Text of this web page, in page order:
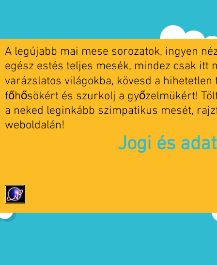
A legújabb mai mese sorozatok, ingyen
egész estés teljes mesék, mindez csak itt
varázslatos világokba, kövesd a
főhősökért és szurkolj a győzelmükért!
a neked leginkább szimpatikus mesét,
weboldalán!
Jogi és